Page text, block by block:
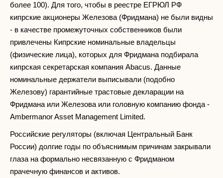
более 100). Для того, чтобы в реестре ЕГРЮЛ РФ
кипрские акционеры Железова (Фридмана) не были видны
- в качестве промежуточных собственников были
привлечены Кипрские номинальные владельцы
(физические лица), которых для Фридмана подбирала
кипрская секретарская компания Abacus. Данные
номинальные держатели выписывали (подобно
Железову) гарантийные трастовые декларации на
Фридмана или Железова или головную компанию фонда -
Ambermanor Asset Management Limited.
Российские регуляторы (включая Центральный Банк
России) долгие годы по объяснимым причинам закрывали
глаза на формально несвязанную с Фридманом
прачечную финансов и активов.